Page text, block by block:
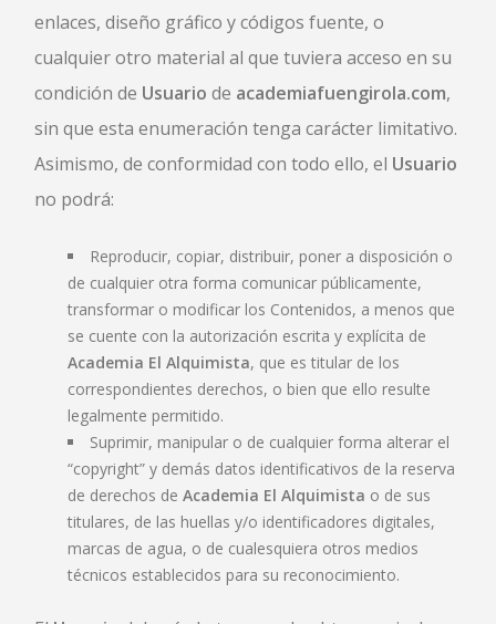
enlaces, diseño gráfico y códigos fuente, o
cualquier otro material al que tuviera acceso en su
condición de Usuario de academiafuengirola.com,
sin que esta enumeración tenga carácter limitativo.
Asimismo, de conformidad con todo ello, el Usuario
no podrá:
Reproducir, copiar, distribuir, poner a disposición o
de cualquier otra forma comunicar públicamente,
transformar o modificar los Contenidos, a menos que
se cuente con la autorización escrita y explícita de
Academia El Alquimista, que es titular de los
correspondientes derechos, o bien que ello resulte
legalmente permitido.
Suprimir, manipular o de cualquier forma alterar el
“copyright” y demás datos identificativos de la reserva
de derechos de Academia El Alquimista o de sus
titulares, de las huellas y/o identificadores digitales,
marcas de agua, o de cualesquiera otros medios
técnicos establecidos para su reconocimiento.